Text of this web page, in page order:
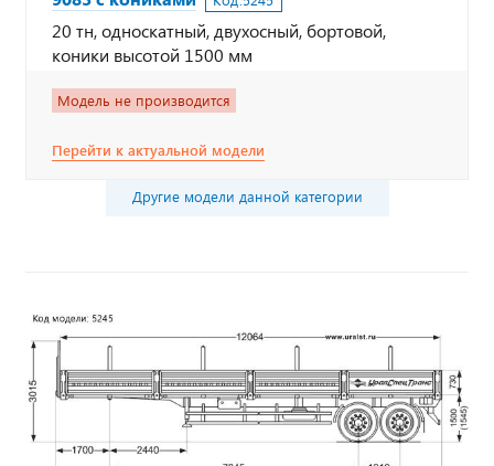
20 тн, односкатный, двухосный, бортовой,
коники высотой 1500 мм
Модель не производится
Перейти к актуальной модели
Другие модели данной категории